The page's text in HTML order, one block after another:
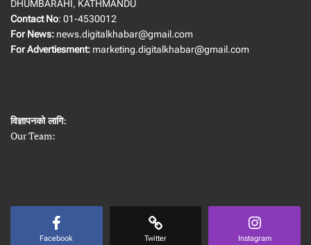
DHUMBARAHI, KATHMANDU
Contact No: 01-4530012
For News: news.digitalkhabar@gmail.com
For Advertiesment: marketing.digitalkhabar@gmail.com
विज्ञापनको लागि:
Our Team:
Facebook Twitter Instagram